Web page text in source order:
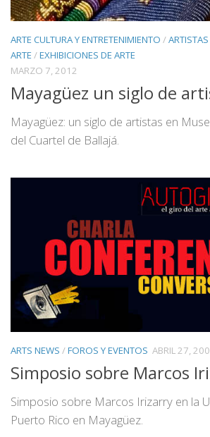
ARTE CULTURA Y ENTRETENIMIENTO /ARTISTAS
ARTE /EXHIBICIONES DE ARTE
MARZO 7, 2012
Mayagüez un siglo de
Mayagüez: un siglo de artistas en
del Cuartel de Ballajá.
ARTS NEWS /FOROS Y EVENTOS ABRIL 27,
Simposio sobre Marcos
Simposio sobre Marcos Irizarry en la
Puerto Rico en Mayagüez.